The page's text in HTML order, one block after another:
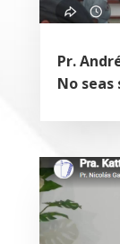
Pr.
No seas